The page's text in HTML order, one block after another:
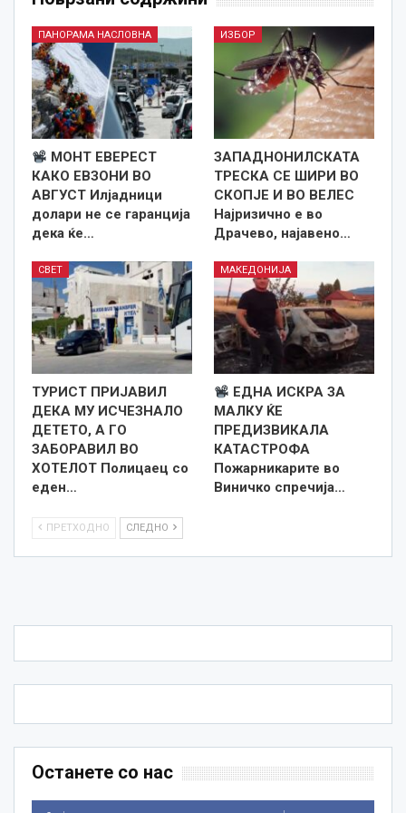
ПАНОРАМА НАСЛОВНА
МОНТ ЕВЕРЕСТ
КАКО ЕВЗОНИ ВО
АВГУСТ Илјадници
долари не се гаранција
дека ќе…
ИЗБОР
ЗАПАДНОНИЛСКАТА
ТРЕСКА СЕ ШИРИ ВО
СКОПЈЕ И ВО ВЕЛЕС
Најризично е во
Драчево, најавено…
СВЕТ
ТУРИСТ ПРИЈАВИЛ
ДЕКА МУ ИСЧЕЗНАЛО
ДЕТЕТО, А ГО
ЗАБОРАВИЛ ВО
ХОТЕЛОТ Полицаец со
еден…
МАКЕДОНИЈА
ЕДНА ИСКРА ЗА
МАЛКУ ЌЕ
ПРЕДИЗВИКАЛА
КАТАСТРОФА
Пожарникарите во
Виничко спречија…
ПРЕТХОДНО СЛЕДНО
Останете со нас